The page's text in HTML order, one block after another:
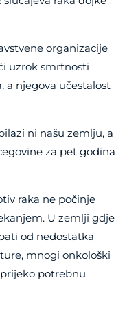
organizacije
uzrok smrtnosti
njegova učestalost
ni našu zemlju, a
za pet godina
raka ne počinje
U zemlji gdje
od nedostatka
mnogi onkološki
potrebnu